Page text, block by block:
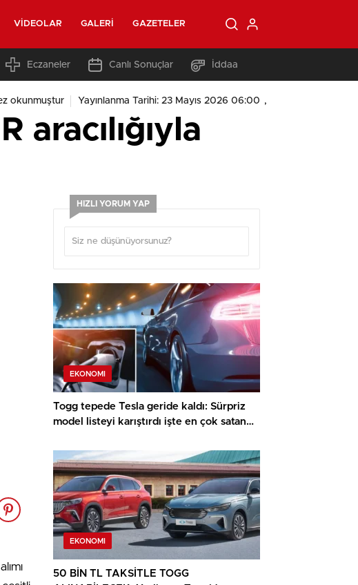
VIDEOLAR GALERI GAZETELER
Eczaneler Canlı Sonuçlar İddaa
,
okunmuştur Yayınlanma Tarihi: 23 Mayıs 2026 06:00
aracılığıyla
HIZLI YORUM YAP
EKONOMI
Togg tepede Tesla geride kaldı: Sürpriz
model listeyi karıştırdı işte en çok satan
EKONOMI
50 BİN TL TAKSİTLE TOGG